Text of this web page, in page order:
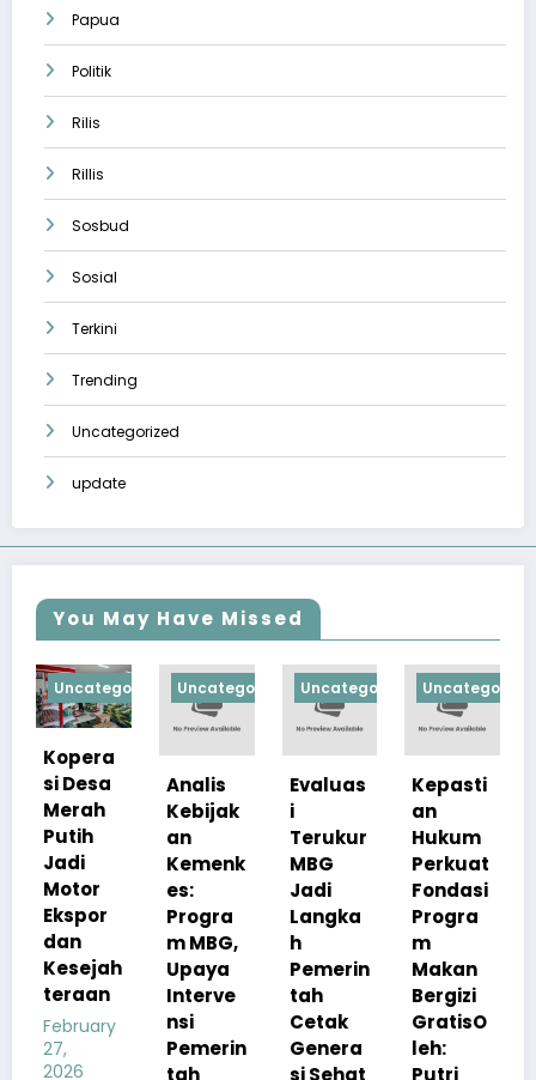
Papua
Politik
Rilis
Rillis
Sosbud
Sosial
Terkini
Trending
Uncategorized
update
You May Have Missed
Uncategorized
Analis
Kebijak
an
Kemenk
es:
Progra
m MBG,
Upaya
Interve
nsi
Pemerin
tah
Uncategorized
Evaluas
i
Terukur
MBG
Jadi
Langka
h
Pemerin
tah
Cetak
Genera
si Sehat
Uncategorized
Kepasti
Hukum
Perkuat
Fondasi
Progra
Makan
Bergizi
GratisO
leh:
Putri
Apresia
si
Pemerin
tah
Pastika
n
s Menu
MBG
Tetap
Sesuai
Standar